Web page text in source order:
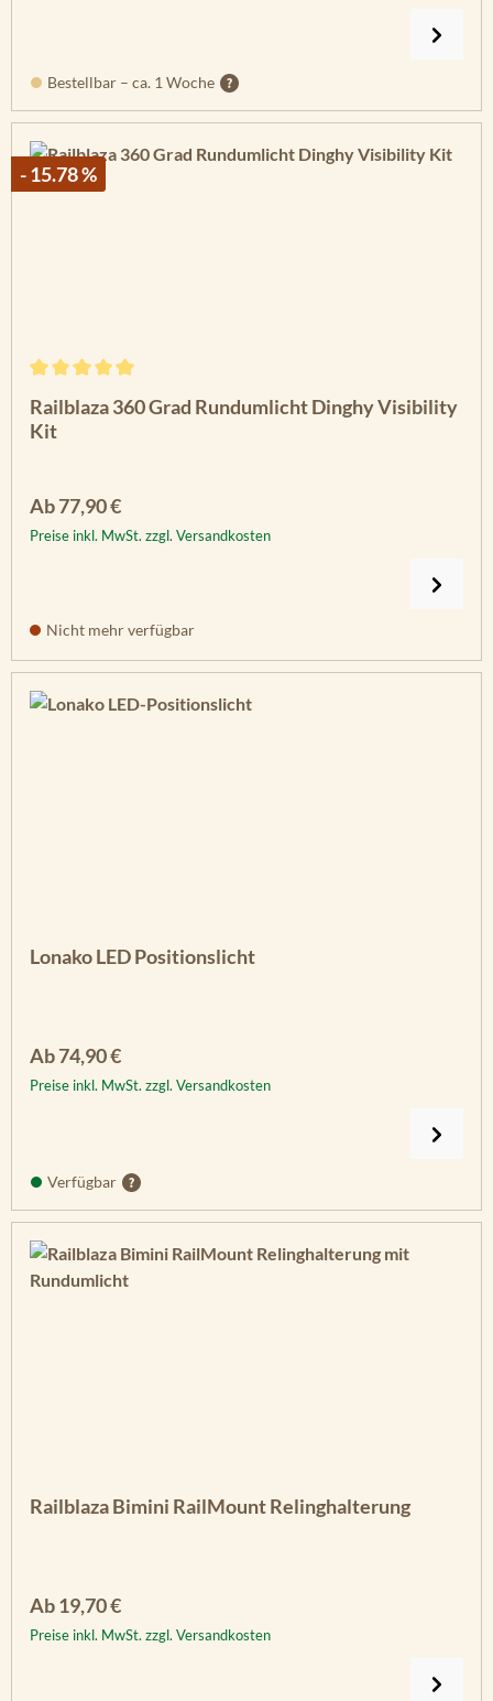
Bestellbar – ca. 1 Woche
- 15.78 %
Railblaza 360 Grad Rundumlicht Dinghy Visibility
Kit
Regulärer Preis:
Ab77,90 €
Preise inkl. MwSt. zzgl. Versandkosten
Nicht mehr verfügbar
Lonako LED Positionslicht
Regulärer Preis:
Ab74,90 €
Preise inkl. MwSt. zzgl. Versandkosten
Verfügbar
Railblaza Bimini RailMount Relinghalterung
Regulärer Preis:
Ab19,70 €
Preise inkl. MwSt. zzgl. Versandkosten